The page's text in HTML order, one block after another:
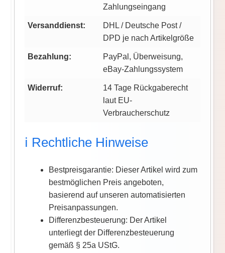
Zahlungseingang
Versanddienst:
DHL / Deutsche Post /
DPD je nach Artikelgröße
Bezahlung:
PayPal, Überweisung,
eBay-Zahlungssystem
Widerruf:
14 Tage Rückgaberecht
laut EU-
Verbraucherschutz
ℹ️ Rechtliche Hinweise
Bestpreisgarantie: Dieser Artikel wird zum
bestmöglichen Preis angeboten,
basierend auf unseren automatisierten
Preisanpassungen.
Differenzbesteuerung: Der Artikel
unterliegt der Differenzbesteuerung
gemäß § 25a UStG.